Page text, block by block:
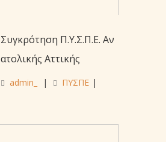
Συγκρότηση Π.Υ.Σ.Π.Ε. Αν
ατoλικής Αττικής
admin_ | ΠΥΣΠΕ |